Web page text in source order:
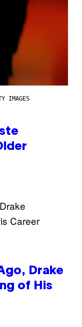
IMAGES
Drake
of His